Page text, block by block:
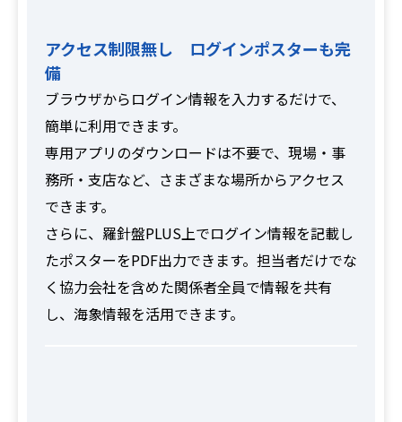
アクセス制限無し ログインポスターも完
備
ブラウザからログイン情報を入力するだけで、
簡単に利用できます。
専用アプリのダウンロードは不要で、現場・事
務所・支店など、さまざまな場所からアクセス
できます。
さらに、羅針盤PLUS上でログイン情報を記載し
たポスターをPDF出力できます。担当者だけでな
く協力会社を含めた関係者全員で情報を共有
し、海象情報を活用できます。